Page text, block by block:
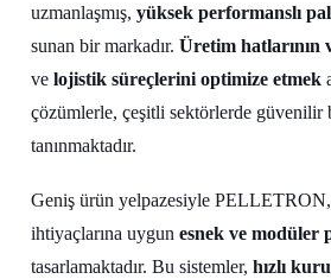
uzmanlaşmış, yüksek performanslı
sunan bir markadır. Üretim
ve lojistik süreçlerini optimize etmek
çözümlerle, çeşitli sektörlerde güvenilir
tanınmaktadır.
Geniş ürün yelpazesiyle
ihtiyaçlarına uygun esnek ve modüler
tasarlamaktadır. Bu sistemler, hızlı